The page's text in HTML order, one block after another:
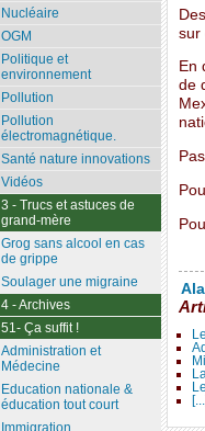
sur
En
de
Nucléaire
OGM
Politique et
environnement
Pollution
Pollution
électromagnétique.
Santé nature innovations
Vidéos
3 - Trucs et astuces de
grand-mère
Grog sans alcool en cas
de grippe
Soulager une migraine
4 - Archives
51- Ça suffit !
Administration et
Médecine
Education nationale &
éducation tout court